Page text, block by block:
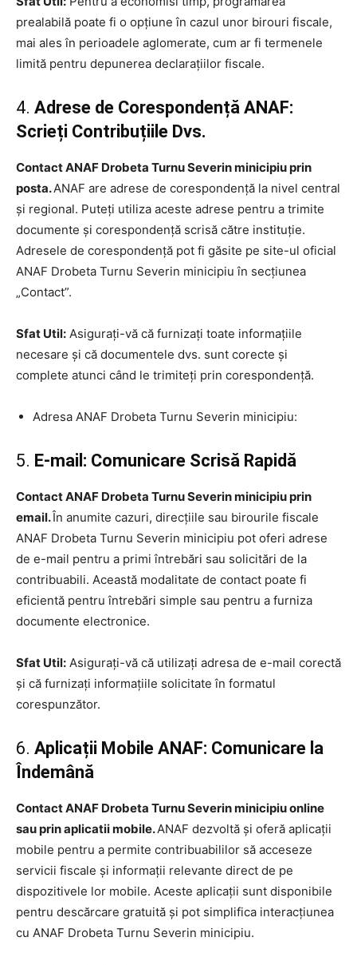
prealabilă poate fi o opțiune în cazul unor birouri fiscale,
mai ales în perioadele aglomerate, cum ar fi termenele
limită pentru depunerea declarațiilor fiscale.
4. Adrese de Corespondență ANAF:
Scrieți Contribuțiile Dvs.
Contact ANAF Drobeta Turnu Severin minicipiu prin
posta.ANAF are adrese de corespondență la nivel central
și regional. Puteți utiliza aceste adrese pentru a trimite
documente și corespondență scrisă către instituție.
Adresele de corespondență pot fi găsite pe site-ul oficial
ANAF Drobeta Turnu Severin minicipiu în secțiunea
„Contact”.
Sfat Util: Asigurați-vă că furnizați toate informațiile
necesare și că documentele dvs. sunt corecte și
complete atunci când le trimiteți prin corespondență.
Adresa ANAF Drobeta Turnu Severin minicipiu:
5. E-mail: Comunicare Scrisă Rapidă
Contact ANAF Drobeta Turnu Severin minicipiu prin
email.În anumite cazuri, direcțiile sau birourile fiscale
ANAF Drobeta Turnu Severin minicipiu pot oferi adrese
de e-mail pentru a primi întrebări sau solicitări de la
contribuabili. Această modalitate de contact poate fi
eficientă pentru întrebări simple sau pentru a furniza
documente electronice.
Sfat Util: Asigurați-vă că utilizați adresa de e-mail corectă
și că furnizați informațiile solicitate în formatul
corespunzător.
6. Aplicații Mobile ANAF: Comunicare la
Îndemână
Contact ANAF Drobeta Turnu Severin minicipiu online
sau prin aplicatii mobile.ANAF dezvoltă și oferă aplicații
mobile pentru a permite contribuabililor să acceseze
servicii fiscale și informații relevante direct de pe
dispozitivele lor mobile. Aceste aplicații sunt disponibile
pentru descărcare gratuită și pot simplifica interacțiunea
cu ANAF Drobeta Turnu Severin minicipiu.